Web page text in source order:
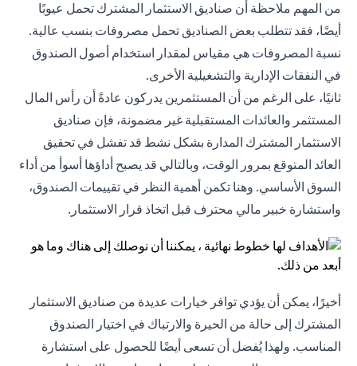
من المهم ملاحظة أن صناديق الاستثمار المشترك تحمل عيوبًا
أيضًا، فقد تتطلب بعض الصناديق تحمل مصروفات بنسب عالية.
نسبة المصروفات هي مقياس لمقدار استخدام أصول الصندوق
في النفقات الإدارية والتشغيلية الأخرى.
ثانيًا، على الرغم من أن المستثمرين يدركون عادةً أن رأس المال
المستثمر والعائدات المستقبلية غير مضمونة، فإن صناديق
الاستثمار المشترك المدارة بشكل نشط قد تفشل في تحقيق
العائد المتوقع بمرور الوقت، وبالتالي قد يصبح أداؤها أسوأ من أداء
السوق الأساسي. وهنا تكمن أهمية النظر في تقييمات الصندوق،
واستشارة خبير مالي محترف قبل اتخاذ قرار الاستثمار.
أخيرًا، يمكن أن يؤدي توافر خيارات عديدة من صناديق الاستثمار
المشترك إلى حالة من الحيرة والارتباك في اختيار الصندوق
المناسب. ولهذا يُفضل أن تسعى أيضًا للحصول على استشارة